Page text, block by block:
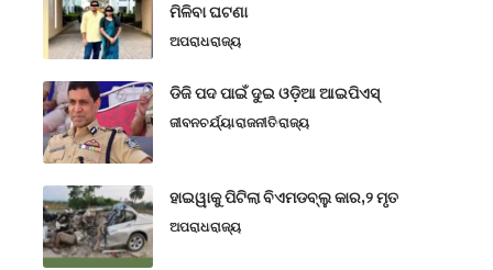
ମିଳିବା ଘଟଣା
ଅପରାଧରାଜ୍ୟ
ଡିଜି ପଦ ପାଇଁ ଦୁଇ ଓଡ଼ିଆ ଆଇପିଏସ୍
ଜୀବନଚର୍ଯ୍ୟାରାଜନୀତିରାଜ୍ୟ
ହାଇୱାକୁ ପିଟିଲା ବିଏମଡବ୍ଲୁ କାର,୨ ମୃତ
ଅପରାଧରାଜ୍ୟ